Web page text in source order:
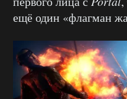
ещё один «флагман